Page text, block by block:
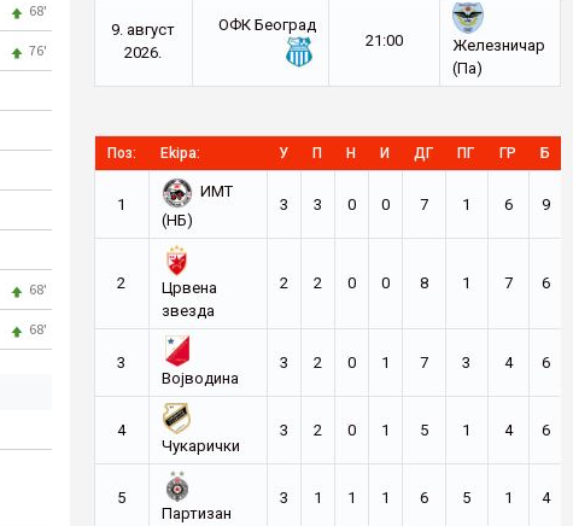
68'
76'
68'
68'
9. август
2026.
ОФК Београд
21:00
Железничар
(Па)
Поз: Ekipa: У П Н И ДГ ПГ ГР Б
1
ИМТ
(НБ)
3 3 0 0 7 1 6 9
2
Црвена
звезда
2 2 0 0 8 1 7 6
3
Војводина
3 2 0 1 7 3 4 6
4
Чукарички
3 2 0 1 5 1 4 6
5
Партизан
3 1 1 1 6 5 1 4